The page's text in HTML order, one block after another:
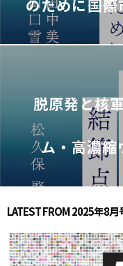
のために――国
脱原発と核
ム・高濃縮
LATEST FROM 2025年8月